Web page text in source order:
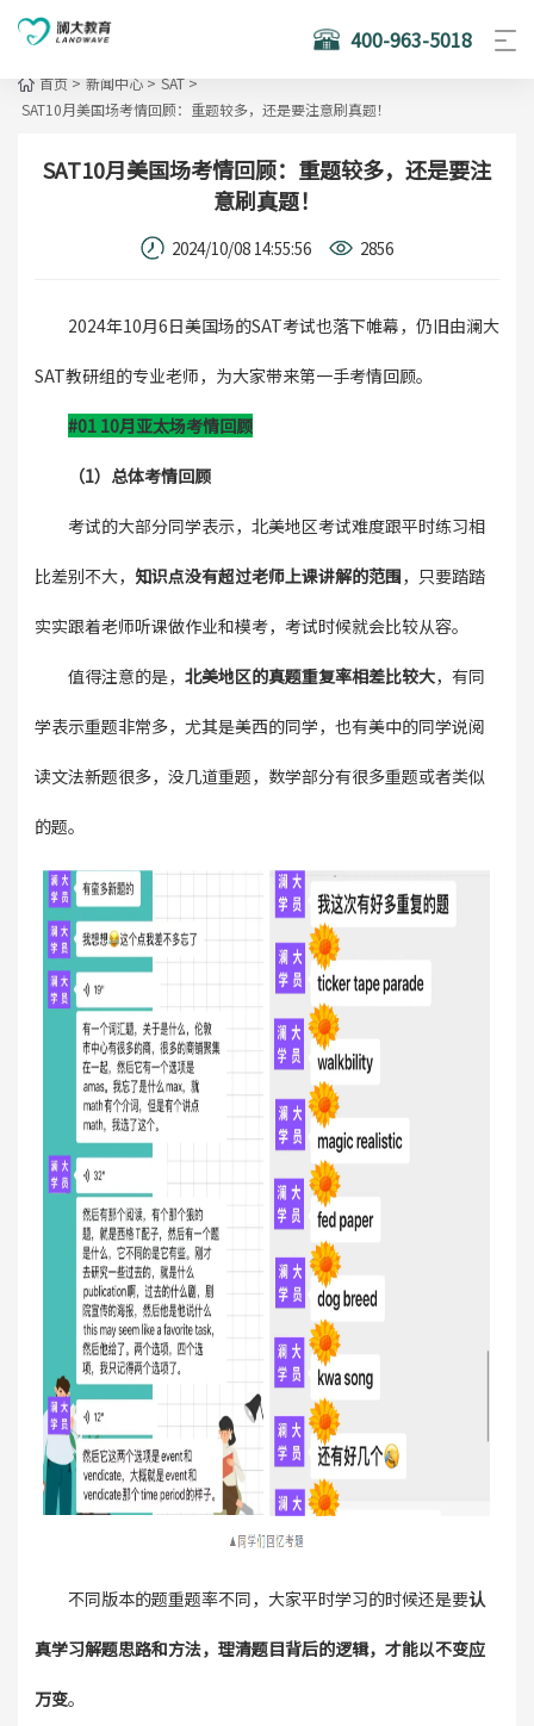
400-963-5018
首页 > 新闻中心 > SAT >
SAT10月美国场考情回顾：重题较多，还是要注意刷真题！
SAT10月美国场考情回顾：重题较多，还是要注
意刷真题！
2024/10/08 14:55:56 2856
2024年10月6日美国场的SAT考试也落下帷幕，仍旧由澜大
SAT教研组的专业老师，为大家带来第一手考情回顾。
#01 10月亚太场考情回顾
（1）总体考情回顾
考试的大部分同学表示，北美地区考试难度跟平时练习相
比差别不大， 知识点没有超过老师上课讲解的范围，只要踏踏
实实跟着老师听课做作业和模考，考试时候就会比较从容。
值得注意的是， 北美地区的真题重复率相差比较大，有同
学表示重题非常多，尤其是美西的同学，也有美中的同学说阅
读文法新题很多，没几道重题，数学部分有很多重题或者类似
的题。
不同版本的题重题率不同，大家平时学习的时候还是要认
真学习解题思路和方法，理清题目背后的逻辑，才能以不变应
万变。